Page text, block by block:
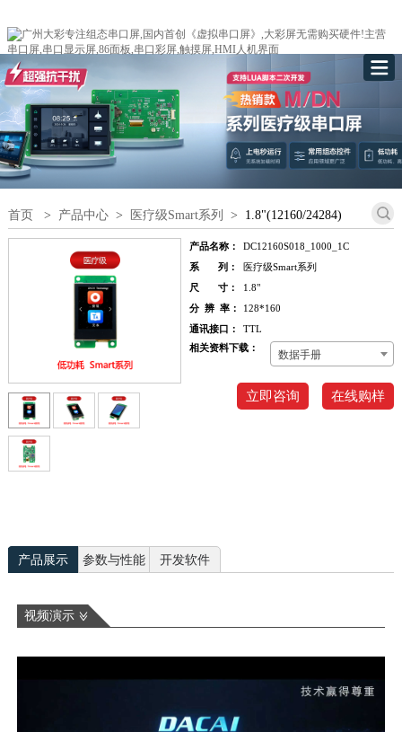
首页 > 产品中心> 医疗级Smart系列 > 1.8"(12160/24284)
产品名称：
DC12160S018_1000_1C
系 列：
医疗级Smart系列
尺 寸：
1.8"
分 辨 率：
128*160
通讯接口：
TTL
相关资料下载：
数据手册
在线购样
立即咨询
产品展示 参数与性能 开发软件
视频演示